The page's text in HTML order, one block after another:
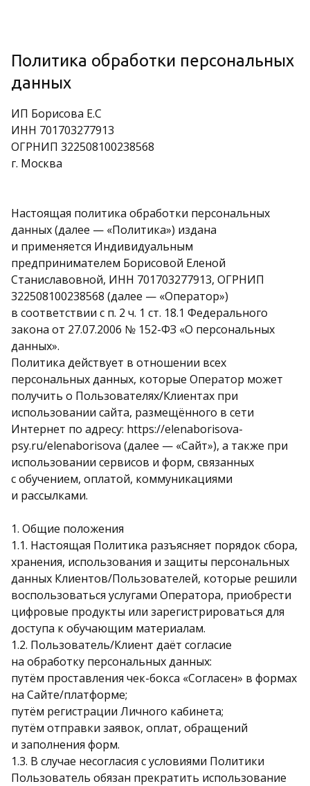
Политика обработки персональных
данных
ИП Борисова Е.С
ИНН 701703277913
ОГРНИП 322508100238568
г. Москва
Настоящая политика обработки персональных
данных (далее — «Политика») издана
и применяется Индивидуальным
предпринимателем Борисовой Еленой
Станиславовной, ИНН 701703277913, ОГРНИП
322508100238568 (далее — «Оператор»)
в соответствии с п. 2 ч. 1 ст. 18.1 Федерального
закона от 27.07.2006 № 152-ФЗ «О персональных
данных».
Политика действует в отношении всех
персональных данных, которые Оператор может
получить о Пользователях/Клиентах при
использовании сайта, размещённого в сети
Интернет по адресу: https://elenaborisova-
psy.ru/elenaborisova (далее — «Сайт»), а также при
использовании сервисов и форм, связанных
с обучением, оплатой, коммуникациями
и рассылками.
1. Общие положения
1.1. Настоящая Политика разъясняет порядок сбора,
хранения, использования и защиты персональных
данных Клиентов/Пользователей, которые решили
воспользоваться услугами Оператора, приобрести
цифровые продукты или зарегистрироваться для
доступа к обучающим материалам.
1.2. Пользователь/Клиент даёт согласие
на обработку персональных данных:
путём проставления чек-бокса «Согласен» в формах
на Сайте/платформе;
путём регистрации Личного кабинета;
путём отправки заявок, оплат, обращений
и заполнения форм.
1.3. В случае несогласия с условиями Политики
Пользователь обязан прекратить использование